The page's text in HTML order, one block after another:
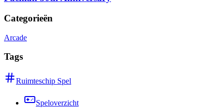
Categorieën
Arcade
Tags
Ruimteschip Spel
Speloverzicht